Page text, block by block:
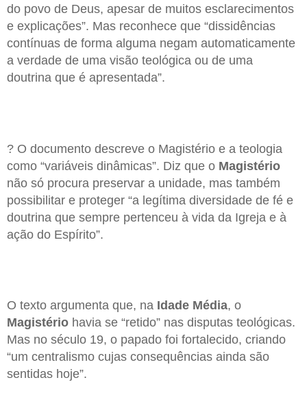
do povo de Deus, apesar de muitos esclarecimentos
e explicações”. Mas reconhece que “dissidências
contínuas de forma alguma negam automaticamente
a verdade de uma visão teológica ou de uma
doutrina que é apresentada”.
? O documento descreve o Magistério e a teologia
como “variáveis dinâmicas”. Diz que o Magistério
não só procura preservar a unidade, mas também
possibilitar e proteger “a legítima diversidade de fé e
doutrina que sempre pertenceu à vida da Igreja e à
ação do Espírito”.
O texto argumenta que, na Idade Média, o
Magistério havia se “retido” nas disputas teológicas.
Mas no século 19, o papado foi fortalecido, criando
“um centralismo cujas consequências ainda são
sentidas hoje”.